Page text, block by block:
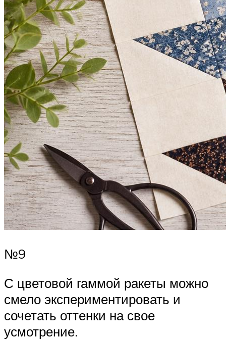
№9
С цветовой гаммой ракеты можно
смело экспериментировать и
сочетать оттенки на свое
усмотрение.